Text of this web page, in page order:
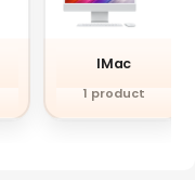
IMac
1 product